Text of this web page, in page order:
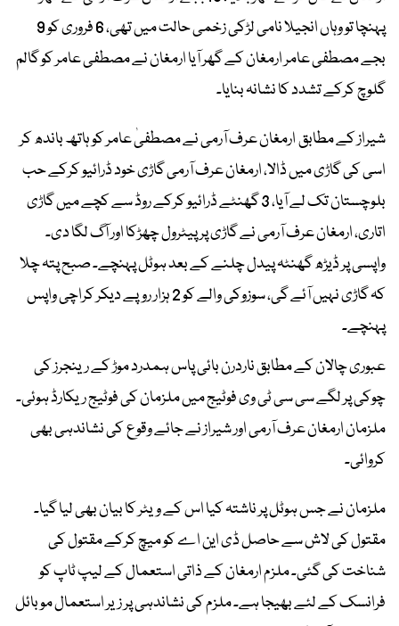
پہنچا تو وہاں انجیلا نامی لڑکی زخمی حالت میں تھی، 6 فروری کو 9
بجے مصطفی عامر ارمغان کے گھر آیا ارمغان نے مصطفی عامر کو گالم
گلوچ کرکے تشدد کا نشانہ بنایا۔
شیراز کے مطابق ارمغان عرف آرمی نے مصطفیٰ عامر کو ہاتھ باندھ کر
اسی کی گاڑی میں ڈالا، ارمغان عرف آرمی گاڑی خود ڈرائیو کرکے حب
بلوچستان تک لے آیا، 3 گھنٹے ڈرائیو کرکے روڈ سے کچے میں گاڑی
اتاری، ارمغان عرف آرمی نے گاڑی پر پیٹرول چھڑکا اور آگ لگا دی۔
واپسی پر ڈیڑھ گھنٹہ پیدل چلنے کے بعد ہوٹل پہنچے۔ صبح پتہ چلا
کہ گاڑی نہیں آئے گی، سوزوکی والے کو 2 ہزار روپے دیکر کراچی واپس
پہنچے۔
عبوری چالان کے مطابق ناردرن بائی پاس ہمدرد موڑ کے رینجرز کی
چوکی پر لگے سی سی ٹی وی فوٹیج میں ملزمان کی فوٹیج ریکارڈ ہوئی۔
ملزمان ارمغان عرف آرمی اور شیراز نے جائے وقوع کی نشاندہی بھی
کروائی۔
ملزمان نے جس ہوٹل پر ناشتہ کیا اس کے ویٹر کا بیان بھی لیا گیا۔
مقتول کی لاش سے حاصل ڈی این اے کو میچ کرکے مقتول کی
شناخت کی گئی۔ ملزم ارمغان کے ذاتی استعمال کے لیپ ٹاپ کو
فرانسک کے لئے بھیجا ہے۔ ملزم کی نشاندہی پر زیر استعمال موبائل